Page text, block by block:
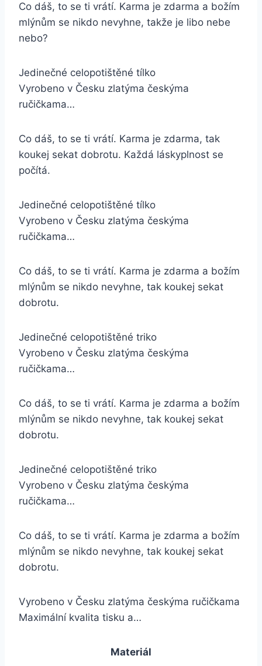
Co dáš, to se ti vrátí. Karma je zdarma a božím
mlýnům se nikdo nevyhne, takže je libo nebe
nebo?
Jedinečné celopotištěné tílko
Vyrobeno v Česku zlatýma českýma
ručičkama…
Co dáš, to se ti vrátí. Karma je zdarma, tak
koukej sekat dobrotu. Každá láskyplnost se
počítá.
Jedinečné celopotištěné tílko
Vyrobeno v Česku zlatýma českýma
ručičkama…
Co dáš, to se ti vrátí. Karma je zdarma a božím
mlýnům se nikdo nevyhne, tak koukej sekat
dobrotu.
Jedinečné celopotištěné triko
Vyrobeno v Česku zlatýma českýma
ručičkama…
Co dáš, to se ti vrátí. Karma je zdarma a božím
mlýnům se nikdo nevyhne, tak koukej sekat
dobrotu.
Jedinečné celopotištěné triko
Vyrobeno v Česku zlatýma českýma
ručičkama…
Co dáš, to se ti vrátí. Karma je zdarma a božím
mlýnům se nikdo nevyhne, tak koukej sekat
dobrotu.
Vyrobeno v Česku zlatýma českýma ručičkama
Maximální kvalita tisku a…
Materiál